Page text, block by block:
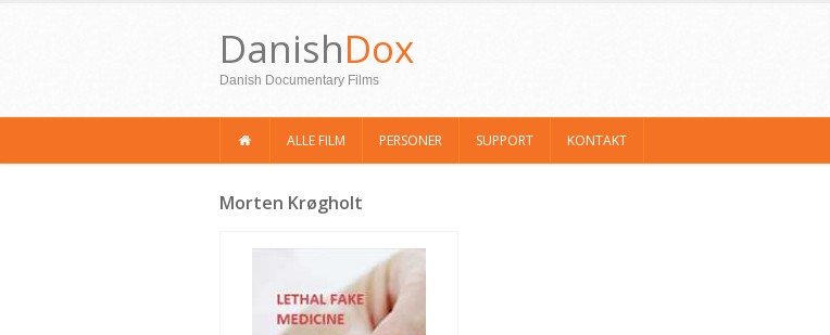
DanishDox
Danish Documentary Films
ALLE FILM PERSONER SUPPORT KONTAKT
Morten Krøgholt